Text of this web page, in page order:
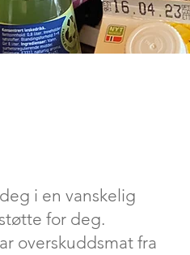
i en vanskelig
for deg.
overskuddsmat fra